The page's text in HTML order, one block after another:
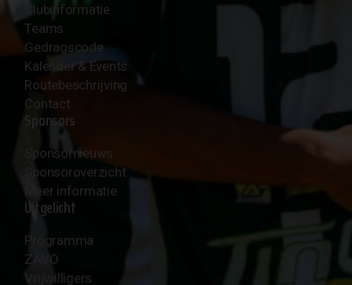
Clubinformatie
Teams
Gedragscode
Kalender & Events
Routebeschrijving
Contact
Sponsors
Sponsornieuws
Sponsoroverzicht
Meer informatie
Uitgelicht
Programma
ZAVO
Vrijwilligers